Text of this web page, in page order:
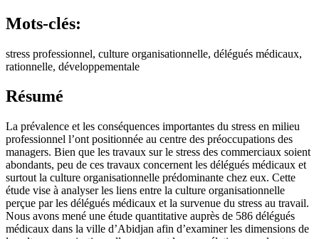
Mots-clés:
stress professionnel, culture organisationnelle, délégués médicaux,
rationnelle, développementale
Résumé
La prévalence et les conséquences importantes du stress en milieu
professionnel l’ont positionnée au centre des préoccupations des
managers. Bien que les travaux sur le stress des commerciaux soient
abondants, peu de ces travaux concernent les délégués médicaux et
surtout la culture organisationnelle prédominante chez eux. Cette
étude vise à analyser les liens entre la culture organisationnelle
perçue par les délégués médicaux et la survenue du stress au travail.
Nous avons mené une étude quantitative auprès de 586 délégués
médicaux dans la ville d’Abidjan afin d’examiner les dimensions de